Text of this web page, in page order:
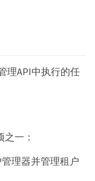
理API中执行的任
一：
理器并管理租户